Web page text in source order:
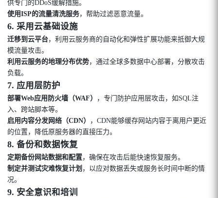
供专门的DDoS缓解措施。
使用ISP的流量清洗服务，帮助过滤恶意流量。
6. 采用云基础设施
迁移到云平台，利用云服务商的自动化和弹性扩展功能来抵御大规
模流量攻击。
利用云服务的地理分布优势，通过全球多数据中心部署，分散攻击
负载。
7. 应用层防护
部署Web应用防火墙（WAF）
，专门防护应用层攻击，如SQL注
入、跨站脚本等。
启用内容分发网络（CDN）
，CDN能够缓存网站内容于离用户更近
的位置，降低原服务器的直接压力。
8. 备份和数据恢复
定期备份网站数据和配置，确保在攻击后能快速恢复服务。
制定并测试灾难恢复计划 ，以应对数据丢失或服务长时间中断的情
况。
9. 安全意识和培训